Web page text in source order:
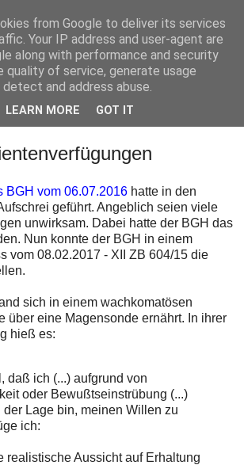
BGH vom 06.07.2016 hatte in den
geführt. Angeblich seien viele
unwirksam. Dabei hatte der BGH das
Nun konnte der BGH in einem
vom 08.02.2017 - XII ZB 604/15 die
sich in einem wachkomatösen
über eine Magensonde ernährt. In ihrer
hieß es:
daß ich (...) aufgrund von
oder Bewußtseinstrübung (...)
der Lage bin, meinen Willen zu
ich:
realistische Aussicht auf Erhaltung
from Google to deliver its services
Your IP address and user-agent are
along with performance and security
quality of service, generate usage
and address abuse.
LEARN MORE GOT IT